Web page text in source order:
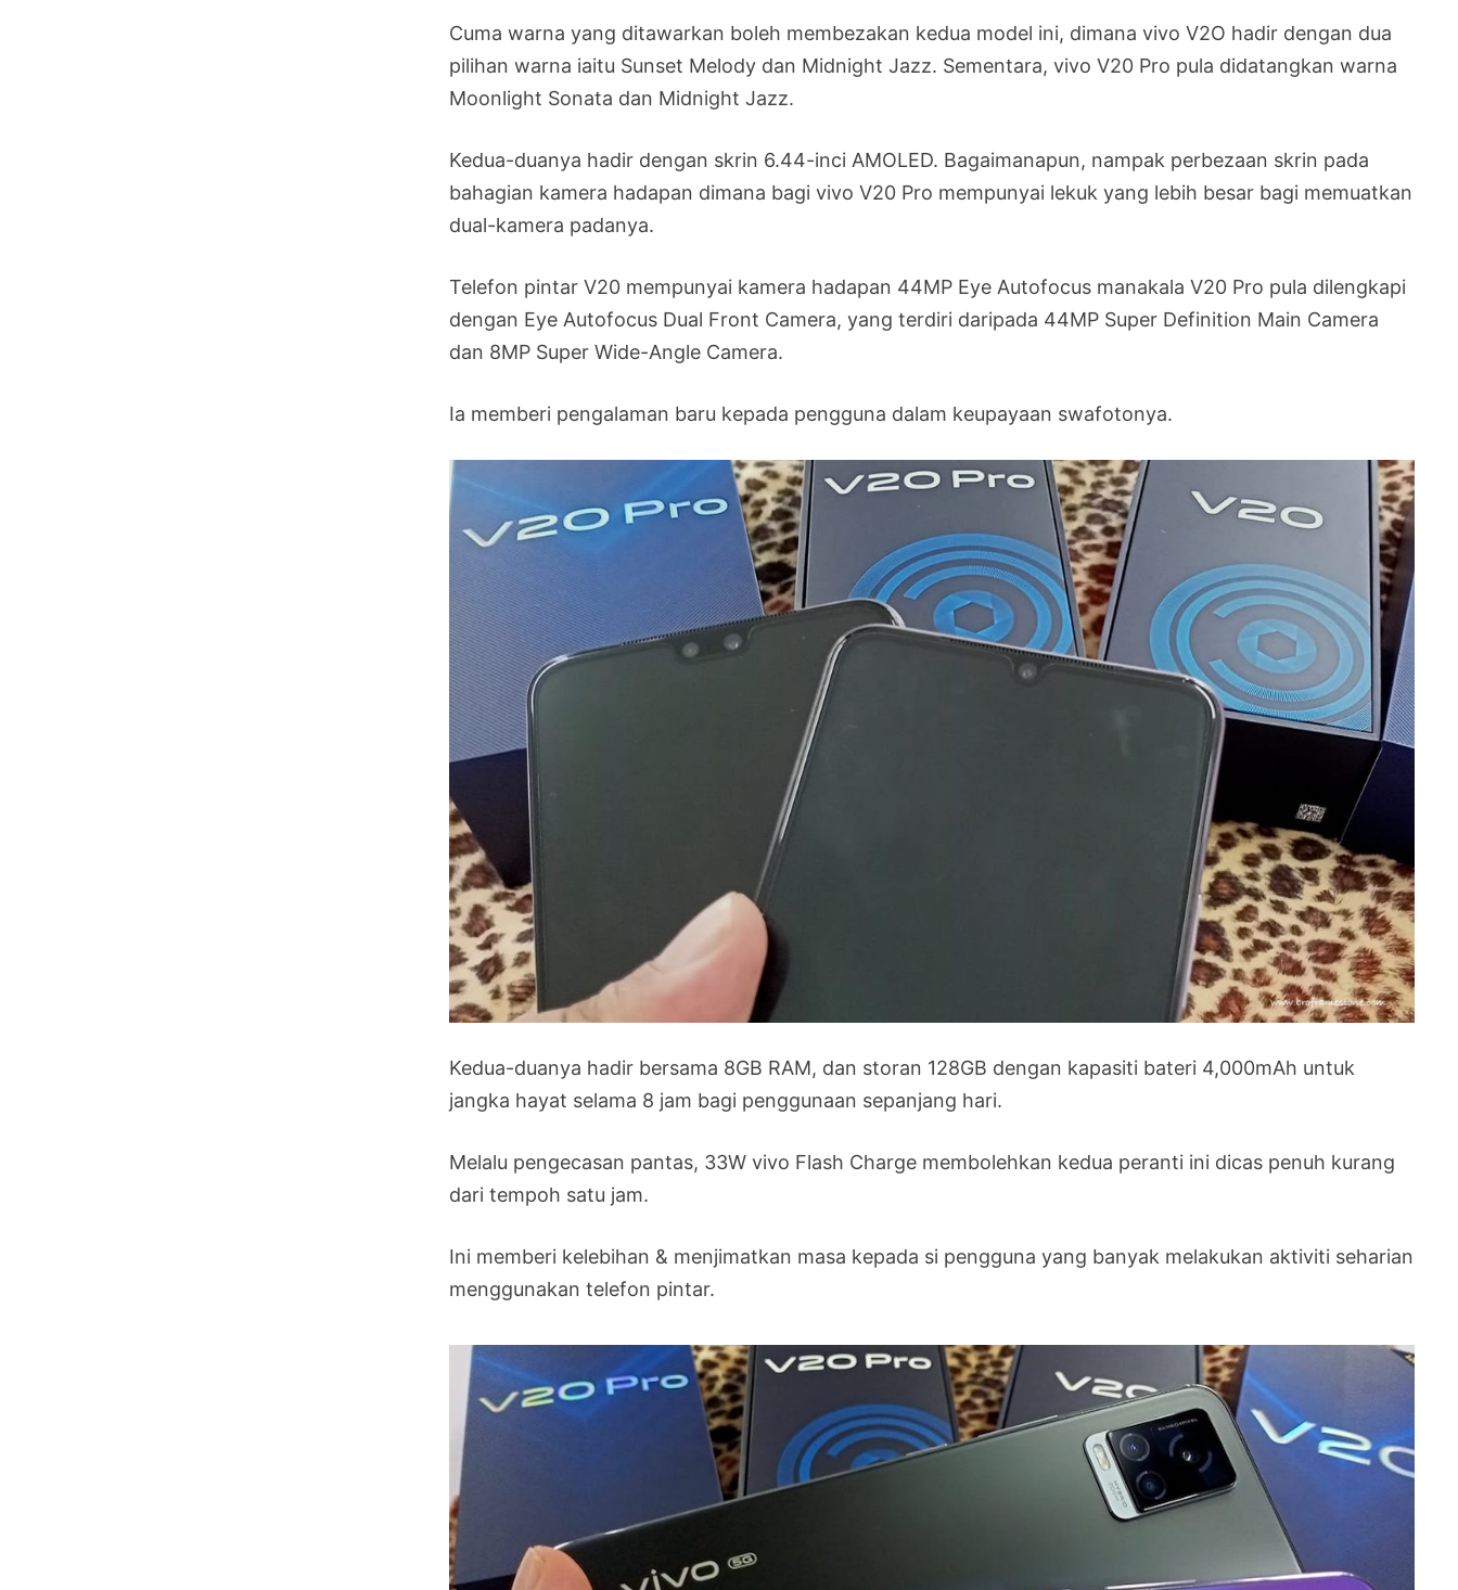
Cuma warna yang ditawarkan boleh membezakan kedua model ini, dimana vivo V2O hadir dengan dua
pilihan warna iaitu Sunset Melody dan Midnight Jazz. Sementara, vivo V20 Pro pula didatangkan warna
Moonlight Sonata dan Midnight Jazz.
Kedua-duanya hadir dengan skrin 6.44-inci AMOLED. Bagaimanapun, nampak perbezaan skrin pada
bahagian kamera hadapan dimana bagi vivo V20 Pro mempunyai lekuk yang lebih besar bagi memuatkan
dual-kamera padanya.
Telefon pintar V20 mempunyai kamera hadapan 44MP Eye Autofocus manakala V20 Pro pula dilengkapi
dengan Eye Autofocus Dual Front Camera, yang terdiri daripada 44MP Super Definition Main Camera
dan 8MP Super Wide-Angle Camera.
Ia memberi pengalaman baru kepada pengguna dalam keupayaan swafotonya.
Kedua-duanya hadir bersama 8GB RAM, dan storan 128GB dengan kapasiti bateri 4,000mAh untuk
jangka hayat selama 8 jam bagi penggunaan sepanjang hari.
Melalu pengecasan pantas, 33W vivo Flash Charge membolehkan kedua peranti ini dicas penuh kurang
dari tempoh satu jam.
Ini memberi kelebihan & menjimatkan masa kepada si pengguna yang banyak melakukan aktiviti seharian
menggunakan telefon pintar.